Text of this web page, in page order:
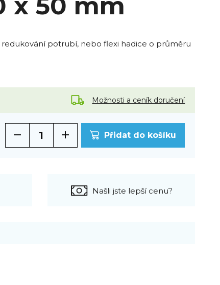
potrubí, nebo flexi hadice o průměru
Možnosti a ceník doručení
Přidat do košíku
Našli jste lepší cenu?